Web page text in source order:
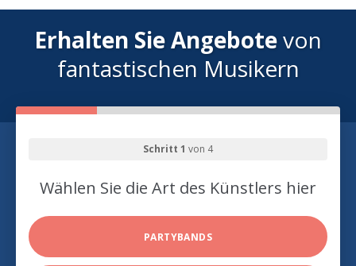
Erhalten Sie Angebotevon
fantastischen Musikern
Schritt 1 von 4
Wählen Sie die Art des Künstlers hier
PARTYBANDS